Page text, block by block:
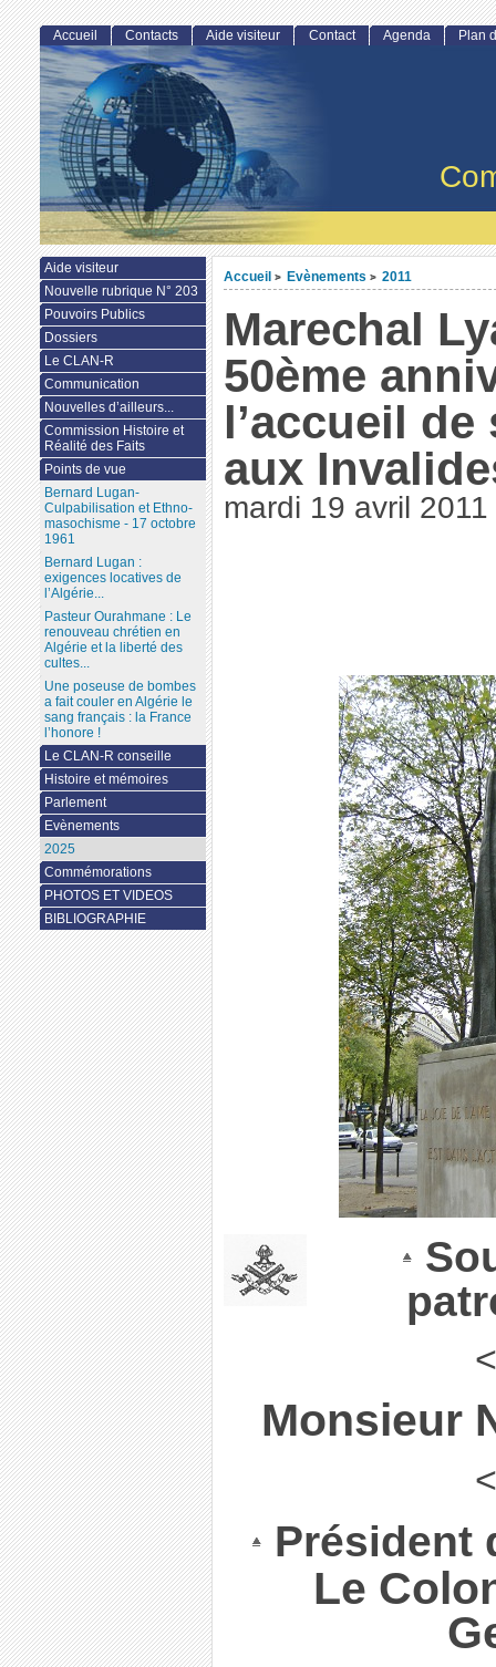
Accueil > Evènements > 2011
Marechal
50ème
l’accueil
aux
mardi 19 avril 2011
Monsieur
Président
Le
Accueil Contacts Aide visiteur Contact Agenda Plan
Aide visiteur
Nouvelle rubrique N° 203
Pouvoirs Publics
Dossiers
Le CLAN-R
Communication
Nouvelles d’ailleurs...
Commission Histoire et
Réalité des Faits
Points de vue
Bernard Lugan-
Culpabilisation et Ethno-
masochisme - 17 octobre
1961
Bernard Lugan :
exigences locatives de
l’Algérie...
Pasteur Ourahmane : Le
renouveau chrétien en
Algérie et la liberté des
cultes...
Une poseuse de bombes
a fait couler en Algérie le
sang français : la France
l’honore !
Le CLAN-R conseille
Histoire et mémoires
Parlement
Evènements
2025
Commémorations
PHOTOS ET VIDEOS
BIBLIOGRAPHIE